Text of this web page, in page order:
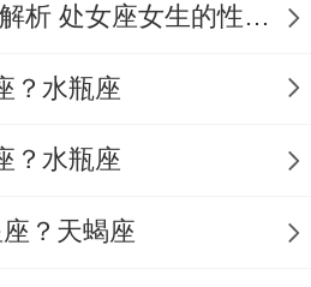
火炎土燥，宜再西北方
处女座女生性格全解析 处女座女生的性格是什么样的
？水瓶座
？水瓶座
？天蝎座